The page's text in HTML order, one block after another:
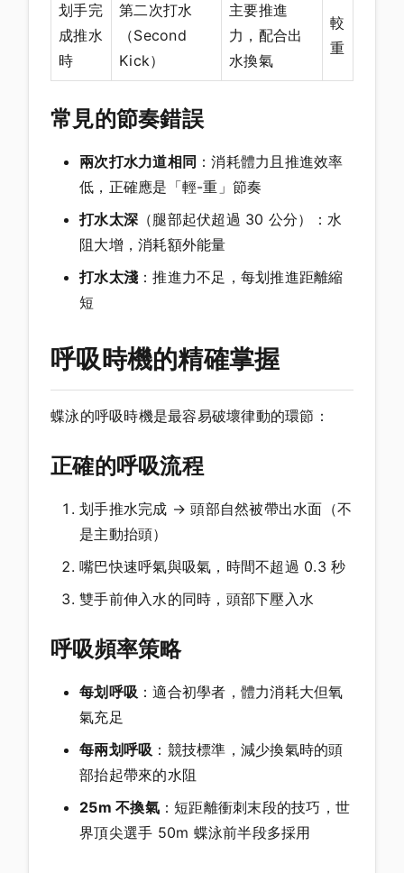
划手完
成推水
時
第二次打水
（Second
Kick）
主要推進
力，配合出
水換氣
較
重
常見的節奏錯誤
兩次打水力道相同 ：消耗體力且推進效率
低，正確應是「輕-重」節奏
打水太深 （腿部起伏超過 30 公分）：水
阻大增，消耗額外能量
打水太淺 ：推進力不足，每划推進距離縮
短
呼吸時機的精確掌握
蝶泳的呼吸時機是最容易破壞律動的環節：
正確的呼吸流程
划手推水完成 → 頭部自然被帶出水面（不
是主動抬頭）
嘴巴快速呼氣與吸氣，時間不超過 0.3 秒
雙手前伸入水的同時，頭部下壓入水
呼吸頻率策略
每划呼吸 ：適合初學者，體力消耗大但氧
氣充足
每兩划呼吸 ：競技標準，減少換氣時的頭
部抬起帶來的水阻
25m 不換氣：短距離衝刺末段的技巧，世
界頂尖選手 50m 蝶泳前半段多採用